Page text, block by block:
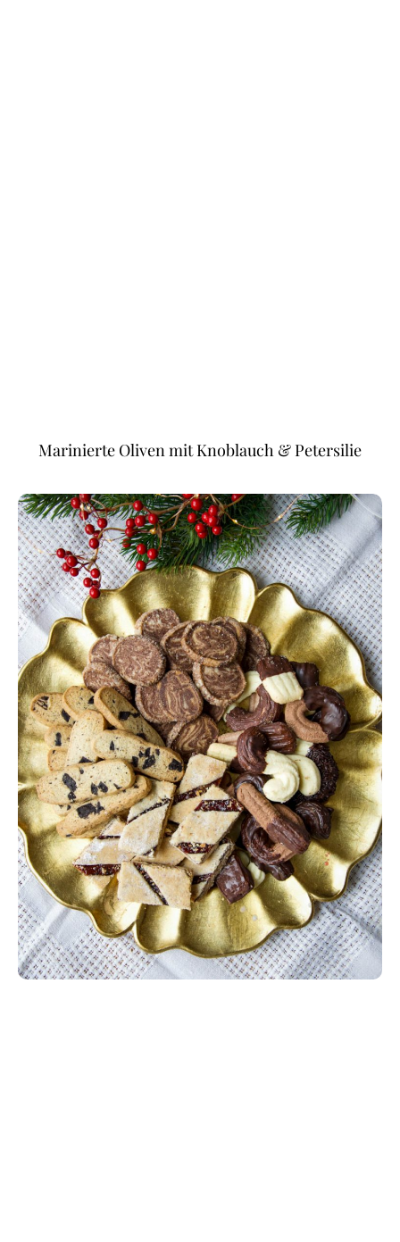
Marinierte Oliven mit Knoblauch & Petersilie